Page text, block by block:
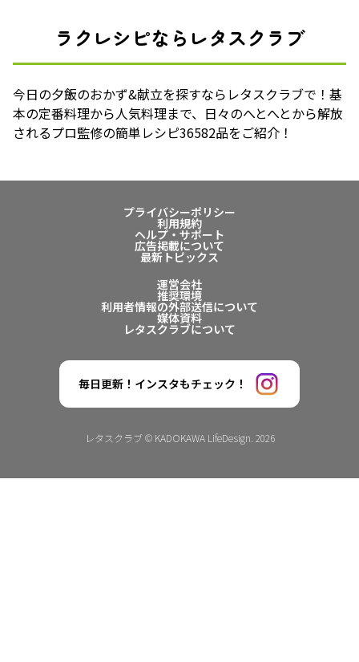
ラクレシピならレタスクラブ
今日の夕飯のおかず&献立を探すならレタスクラブで！基
本の定番料理から人気料理まで、日々のへとへとから解放
されるプロ監修の簡単レシピ36582品をご紹介！
プライバシーポリシー
利用規約
ヘルプ・サポート
広告掲載について
最新トピックス
運営会社
推奨環境
利用者情報の外部送信について
媒体資料
レタスクラブについて
毎日更新！インスタもチェック！
レタスクラブ © KADOKAWA LifeDesign. 2026